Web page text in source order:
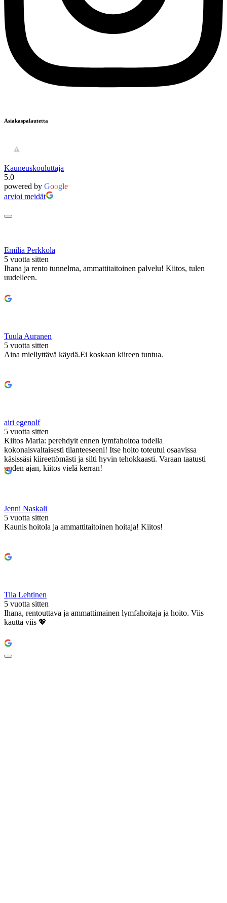
Asiakaspalautetta
Kauneuskouluttaja
5.0
powered by Google
arvioi meidät
Emilia Perkkola
5 vuotta sitten
Ihana ja rento tunnelma, ammattitaitoinen palvelu! Kiitos, tulen
uudelleen.
Tuula Auranen
5 vuotta sitten
Aina miellyttävä käydä.Ei koskaan kiireen tuntua.
airi egenolf
5 vuotta sitten
Kiitos Maria: perehdyit ennen lymfahoitoa todella
kokonaisvaltaisesti tilanteeseeni! Itse hoito toteutui osaavissa
käsissäsi kiireettömästi ja silti hyvin tehokkaasti. Varaan taatusti
uuden ajan, kiitos vielä kerran!
Jenni Naskali
5 vuotta sitten
Kaunis hoitola ja ammattitaitoinen hoitaja! Kiitos!
Tiia Lehtinen
5 vuotta sitten
Ihana, rentouttava ja ammattimainen lymfahoitaja ja hoito. Viis
kautta viis 💖